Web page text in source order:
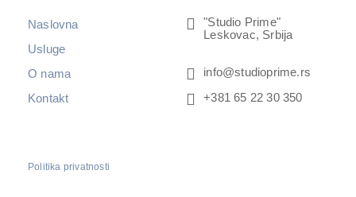
Naslovna
Usluge
O nama
Kontakt
"Studio Prime"
Leskovac, Srbija
info@studioprime.rs
+381 65 22 30 350
Politika privatnosti